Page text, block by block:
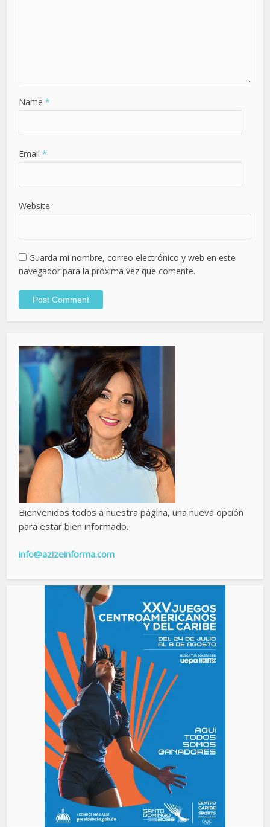
Name *
Email *
Website
Guarda mi nombre, correo electrónico y web en este
navegador para la próxima vez que comente.
Bienvenidos todos a nuestra página, una nueva opción
para estar bien informado.
info@azizeinforma.com